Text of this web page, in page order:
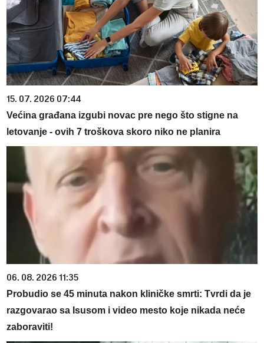
15. 07. 2026 07:44
Većina građana izgubi novac pre nego što stigne na
letovanje - ovih 7 troškova skoro niko ne planira
06. 08. 2026 11:35
Probudio se 45 minuta nakon kliničke smrti: Tvrdi da je
razgovarao sa Isusom i video mesto koje nikada neće
zaboraviti!